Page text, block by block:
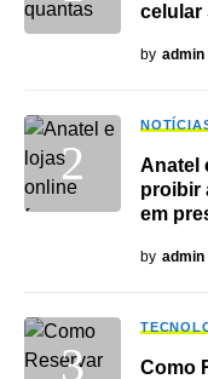
celular
by admin
Anatel
proibir
em
by admin
Como